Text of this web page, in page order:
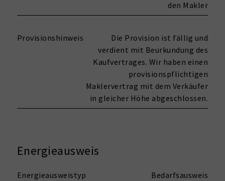
den Makler
Provisionshinweis
Die Provision ist fällig und
verdient mit Beurkundung des
Kaufvertrages. Wir haben einen
provisionspflichtigen
Maklervertrag mit dem Verkäufer
in gleicher Höhe abgeschlossen.
Energieausweis
Energieausweistyp Bedarfsausweis